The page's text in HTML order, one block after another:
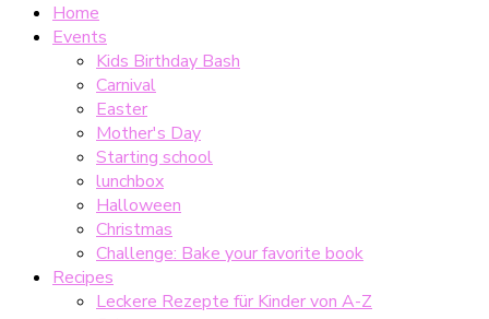
Home
Events
Kids Birthday Bash
Carnival
Easter
Mother's Day
Starting school
lunchbox
Halloween
Christmas
Challenge: Bake your favorite book
Recipes
Leckere Rezepte für Kinder von A-Z